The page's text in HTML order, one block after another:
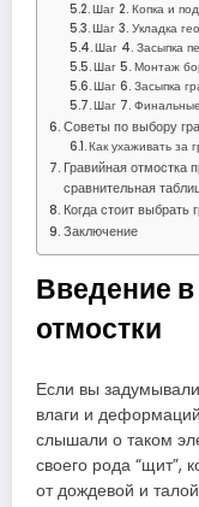
Шаг 2. Копка и
Шаг 3. Укладка
Шаг 4. Засыпка
Шаг 5. Монтаж
Шаг 6. Засыпка
Шаг 7.
Советы по выбору
Как ухаживать за
Гравийная отмостка
сравнительная
Когда стоит выбрать
Заключение
Введение
отмостки
Если вы
влаги и
слышали о таком
своего рода “щит”,
от дождевой и